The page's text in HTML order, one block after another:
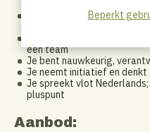
Je haalt voldoening uit het
Je werkt zelfstandig maar
een team
Je bent nauwkeurig,
Je neemt initiatief en
Je spreekt vlot Nederlands;
pluspunt
Aanbod:
Beperkt